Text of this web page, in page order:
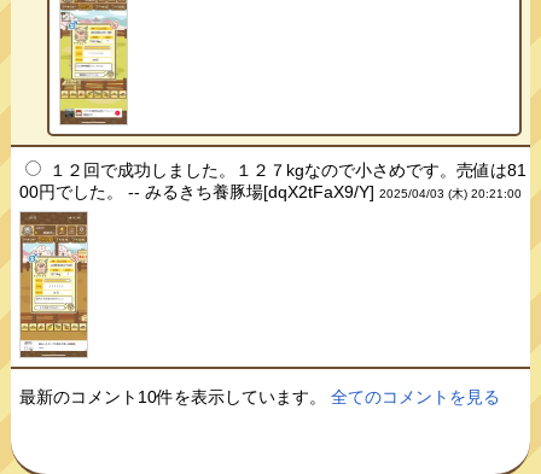
１２回で成功しました。１２７kgなので小さめです。売値は81
00円でした。 -- みるきち養豚場[dqX2tFaX9/Y]2025/04/03 (木) 20:21:00
最新のコメント10件を表示しています。全てのコメントを見る